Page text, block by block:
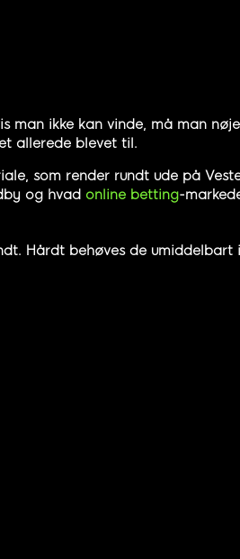
man ikke kan vinde, må man
allerede blevet til.
som render rundt ude på
og hvad online betting-
Hårdt behøves de umiddelbart